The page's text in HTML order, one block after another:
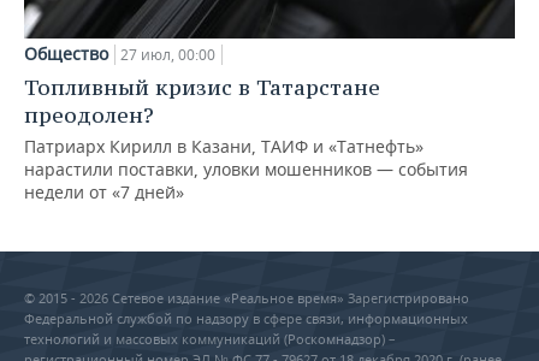
Общество 27 июл, 00:00
Топливный кризис в Татарстане
преодолен?
Патриарх Кирилл в Казани, ТАИФ и «Татнефть»
нарастили поставки, уловки мошенников — события
недели от «7 дней»
© 2015 - 2026 Сетевое издание «Реальное время» Зарегистрировано
Федеральной службой по надзору в сфере связи, информационных
технологий и массовых коммуникаций (Роскомнадзор) –